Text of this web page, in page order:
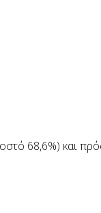
68,6%) και